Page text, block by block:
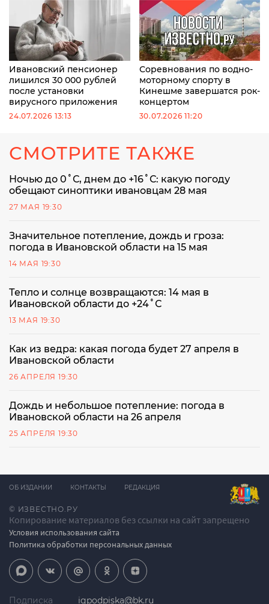
Ивановский пенсионер
лишился 30 000 рублей
после установки
вирусного приложения
24.07.2026 13:13
Соревнования по водно-
моторному спорту в
Кинешме завершатся рок-
концертом
30.07.2026 11:20
СМОТРИТЕ ТАКЖЕ
Ночью до 0˚С, днем до +16˚С: какую погоду
обещают синоптики ивановцам 28 мая
27 МАЯ 19:30
Значительное потепление, дождь и гроза:
погода в Ивановской области на 15 мая
14 МАЯ 19:30
Тепло и солнце возвращаются: 14 мая в
Ивановской области до +24˚С
13 МАЯ 19:30
Как из ведра: какая погода будет 27 апреля в
Ивановской области
26 АПРЕЛЯ 19:30
Дождь и небольшое потепление: погода в
Ивановской области на 26 апреля
25 АПРЕЛЯ 19:30
© ИЗВЕСТНО.РУ
Копирование материалов без ссылки на сайт запрещено
Условия использования сайта
Политика обработки персональных данных
ОБ ИЗДАНИИ КОНТАКТЫ РЕДАКЦИЯ
Подписка igpodpiska@bk.ru